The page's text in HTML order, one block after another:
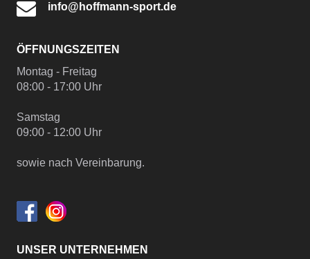
info@hoffmann-sport.de
ÖFFNUNGSZEITEN
Montag - Freitag
08:00 - 17:00 Uhr
Samstag
09:00 - 12:00 Uhr
sowie nach Vereinbarung.
UNSER UNTERNEHMEN